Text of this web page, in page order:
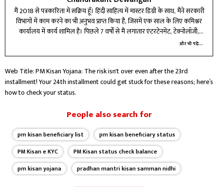
मैं 2018 से पत्रकारिता में सक्रिय हूँ। हिंदी साहित्य में मास्टर डिग्री के साथ, मैंने सरकारी
विभागों में काम करने का भी अनुभव प्राप्त किया है, जिसमें एक साल के लिए कमिश्नर
कार्यालय में कार्य शामिल है। पिछले 7 वर्षों से मैं लगातार एंटरटेनमेंट, टेक्नोलॉजी,
और भी पढ़ें...
Web Title: PM Kisan Yojana: The risk isn't over even after the 23rd
installment! Your 24th installment could get stuck for these reasons; here’s
how to check your status.
People also search for
pm kisan beneficiary list
pm kisan beneficiary status
PM Kisan e KYC
PM Kisan status check balance
pm kisan yojana
pradhan mantri kisan samman nidhi